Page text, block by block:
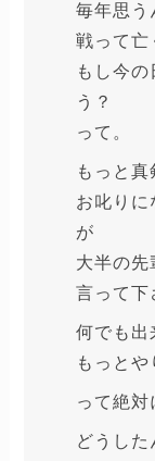
毎年思う
戦って亡
もし今の
う？
って。
もっと真
お叱りに
が
大半の先
言って下
何でも出
もっとや
って絶対
どうした